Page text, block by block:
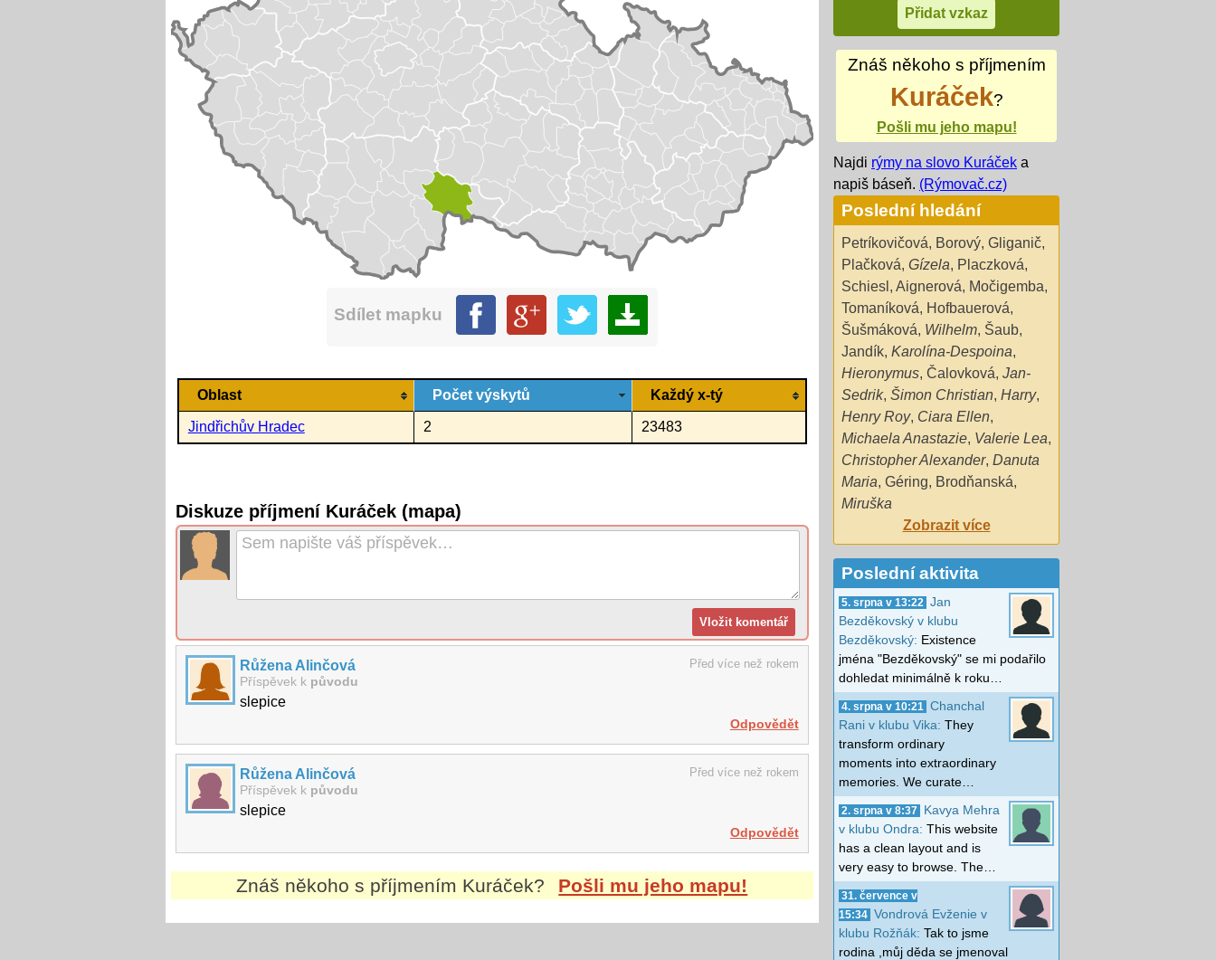
Sdílet mapku
Oblast Počet výskytů Každý x-tý
Jindřichův Hradec 2 23483
Diskuze příjmení Kuráček (mapa)
Před více než rokem
Růžena Alinčová
Příspěvek k původu
slepice
Odpovědět
Před více než rokem
Růžena Alinčová
Příspěvek k původu
slepice
Odpovědět
Znáš někoho s příjmením Kuráček? Pošli mu jeho mapu!
Znáš někoho s příjmením
Kuráček?
Pošli mu jeho mapu!
Najdi rýmy na slovo Kuráček a
napiš báseň. (Rýmovač.cz)
Poslední hledání
Petríkovičová, Borový, Gliganič,
Plačková, Gízela, Placzková,
Schiesl , Aignerová, Močigemba,
Tomaníková, Hofbauerová,
Šušmáková, Wilhelm, Šaub,
Jandík, Karolína-Despoina,
Hieronymus, Čalovková, Jan-
Sedrik, Šimon Christian, Harry,
Henry Roy, Ciara Ellen,
Michaela Anastazie, Valerie Lea,
Christopher Alexander, Danuta
Maria, Géring, Brodňanská,
Miruška
Zobrazit více
Poslední aktivita
5. srpna v 13:22
Jan
Bezděkovský v klubu
Bezděkovský: Existence
jména "Bezděkovský" se mi podařilo
dohledat minimálně k roku…
4. srpna v 10:21
Chanchal
Rani v klubu Vika: They
transform ordinary
moments into extraordinary
memories. We curate…
2. srpna v 8:37
Kavya Mehra
v klubu Ondra: This website
has a clean layout and is
very easy to browse. The…
31. července v
15:34 Vondrová Evženie v
klubu Rožňák: Tak to jsme
rodina ,můj děda se jmenoval